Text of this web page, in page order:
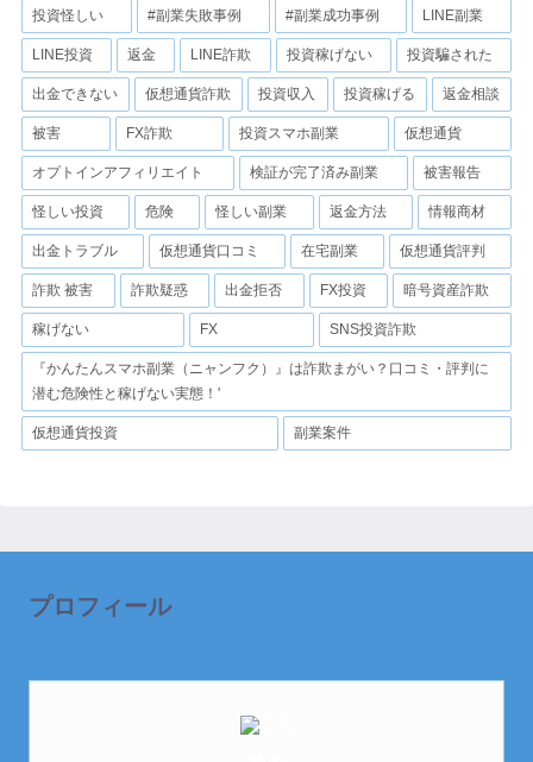
投資怪しい #副業失敗事例 #副業成功事例 LINE副業
LINE投資 返金 LINE詐欺 投資稼げない 投資騙された
出金できない 仮想通貨詐欺 投資収入 投資稼げる 返金相談
被害 FX詐欺 投資スマホ副業 仮想通貨
オプトインアフィリエイト 検証が完了済み副業 被害報告
怪しい投資 危険 怪しい副業 返金方法 情報商材
出金トラブル 仮想通貨口コミ 在宅副業 仮想通貨評判
詐欺 被害 詐欺疑惑 出金拒否 FX投資 暗号資産詐欺
稼げない FX SNS投資詐欺
『かんたんスマホ副業（ニャンフク）』は詐欺まがい？口コミ・評判に
潜む危険性と稼げない実態！'
仮想通貨投資 副業案件
プロフィール